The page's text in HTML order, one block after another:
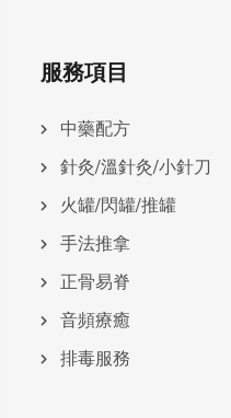
服務項目
中藥配方
針灸/溫針灸/小針刀
火罐/閃罐/推罐
手法推拿
正骨易脊
⾳頻療癒
排毒服務